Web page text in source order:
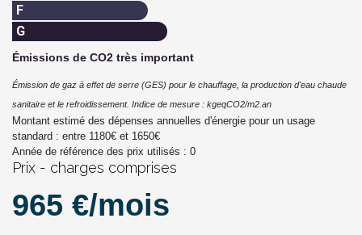
F
G
Émissions de CO2 très important
Émission de gaz à effet de serre (GES) pour le chauffage, la production d'eau chaude
sanitaire et le refroidissement. Indice de mesure : kgeqCO2/m2.an
Montant estimé des dépenses annuelles d'énergie pour un usage
standard : entre 1180€ et 1650€
Année de référence des prix utilisés : 0
Prix - charges comprises
965 €/mois